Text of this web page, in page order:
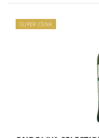
SUPER CENA